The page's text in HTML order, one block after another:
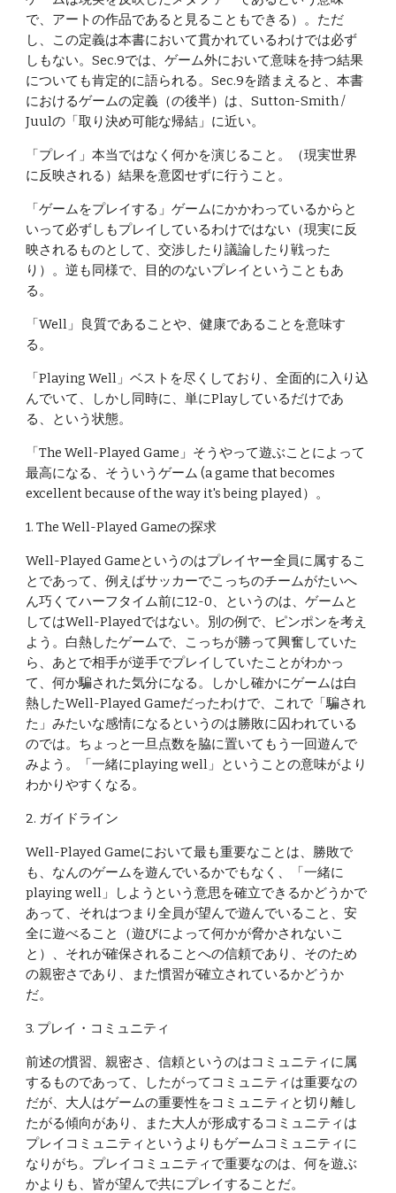
で、アートの作品であると見ることもできる）。ただ
し、この定義は本書において貫かれているわけでは必ず
しもない。Sec.9では、ゲーム外において意味を持つ結果
についても肯定的に語られる。Sec.9を踏まえると、本書
におけるゲームの定義（の後半）は、Sutton-Smith /
Juulの「取り決め可能な帰結」に近い。
「プレイ」本当ではなく何かを演じること。（現実世界
に反映される）結果を意図せずに行うこと。
「ゲームをプレイする」ゲームにかかわっているからと
いって必ずしもプレイしているわけではない（現実に反
映されるものとして、交渉したり議論したり戦った
り）。逆も同様で、目的のないプレイということもあ
る。
「Well」良質であることや、健康であることを意味す
る。
「Playing Well」ベストを尽くしており、全面的に入り込
んでいて、しかし同時に、単にPlayしているだけであ
る、という状態。
「The Well-Played Game」そうやって遊ぶことによって
最高になる、そういうゲーム (a game that becomes
excellent because of the way it's being played）。
1. The Well-Played Gameの探求
Well-Played Gameというのはプレイヤー全員に属するこ
とであって、例えばサッカーでこっちのチームがたいへ
ん巧くてハーフタイム前に12-0、というのは、ゲームと
してはWell-Playedではない。別の例で、ピンポンを考え
よう。白熱したゲームで、こっちが勝って興奮していた
ら、あとで相手が逆手でプレイしていたことがわかっ
て、何か騙された気分になる。しかし確かにゲームは白
熱したWell-Played Gameだったわけで、これで「騙され
た」みたいな感情になるというのは勝敗に囚われている
のでは。ちょっと一旦点数を脇に置いてもう一回遊んで
みよう。「一緒にplaying well」ということの意味がより
わかりやすくなる。
2. ガイドライン
Well-Played Gameにおいて最も重要なことは、勝敗で
も、なんのゲームを遊んでいるかでもなく、「一緒に
playing well」しようという意思を確立できるかどうかで
あって、それはつまり全員が望んで遊んでいること、安
全に遊べること（遊びによって何かが脅かされないこ
と）、それが確保されることへの信頼であり、そのため
の親密さであり、また慣習が確立されているかどうか
だ。
3. プレイ・コミュニティ
前述の慣習、親密さ、信頼というのはコミュニティに属
するものであって、したがってコミュニティは重要なの
だが、大人はゲームの重要性をコミュニティと切り離し
たがる傾向があり、また大人が形成するコミュニティは
プレイコミュニティというよりもゲームコミュニティに
なりがち。プレイコミュニティで重要なのは、何を遊ぶ
かよりも、皆が望んで共にプレイすることだ。